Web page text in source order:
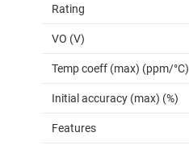
Rating
VO (V)
Temp coeff (max) (ppm/°C)
Initial accuracy (max) (%)
Features